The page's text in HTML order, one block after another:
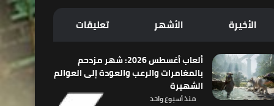
الأخيرة الأشهر تعليقات
ألعاب أغسطس 2026: شهر مزدحم
بالمغامرات والرعب والعودة إلى العوالم
الشهيرة
منذ أسبوع واحد